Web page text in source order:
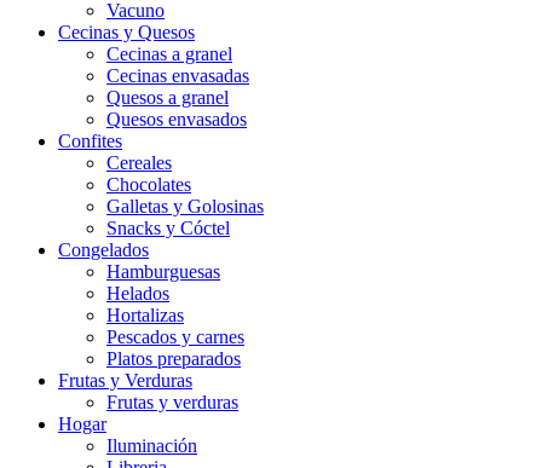
Vacuno
Cecinas y Quesos
Cecinas a granel
Cecinas envasadas
Quesos a granel
Quesos envasados
Confites
Cereales
Chocolates
Galletas y Golosinas
Snacks y Cóctel
Congelados
Hamburguesas
Helados
Hortalizas
Pescados y carnes
Platos preparados
Frutas y Verduras
Frutas y verduras
Hogar
Iluminación